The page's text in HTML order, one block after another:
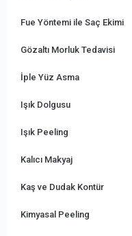
Fue Yöntemi ile Saç Ekimi
Gözaltı Morluk Tedavisi
İple Yüz Asma
Işık Dolgusu
Işık Peeling
Kalıcı Makyaj
Kaş ve Dudak Kontür
Kimyasal Peeling